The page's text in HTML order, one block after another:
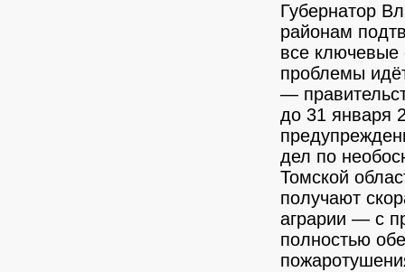
Губернатор
районам
все
проблемы
—
до 31 января
дел по
Томской
получают
аграрии — с
полностью